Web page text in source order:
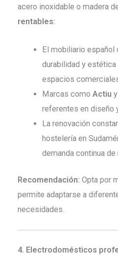
acero inoxidable o madera
rentables:
El mobiliario español
durabilidad y estética
espacios
Marcas como Actiu y
referentes en diseño
La renovación
hostelería en
demanda continua
Recomendación: Opta por
permite adaptarse a
necesidades.
4. Electrodomésticos